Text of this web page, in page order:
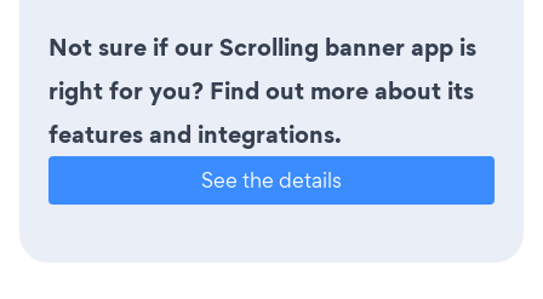
Not sure if our Scrolling banner app is
right for you? Find out more about its
features and integrations.
See the details